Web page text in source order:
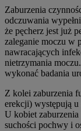
Zaburzenia
odczuwania
że pęcherz jest już
zaleganie moczu w
nawracających
nietrzymania
wykonać badania
Z kolei zaburzenia
erekcji) występują u
U kobiet
suchości pochwy i